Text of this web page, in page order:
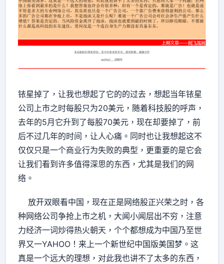
铱星掉了，让我也想起了它的的过去，想起当年铱星
公司上市之时每股只为20美元，随着科技股的呼声，
去年的5月它升到了每股70美元，现在却要掉了，前
后不过几年的时间，让人心痛。同时也让我想起这不
仅仅只是一个商业行为失败的典型，更重要的是它会
让我们看到许多值得深思的东西，尤其是我们的网
络。
放开双眼看中国，现在正是网络股正兴荣之时，各
种网络公司争抢上市之机，大闻小闻层出不穷，注意
力经济一词炒得热火朝天，个个都想成为中国乃至世
界又一YAHOO！来上一个新世纪中国版美国梦。这
真是一个远大的理想，对此我也讲不了太多的东西，